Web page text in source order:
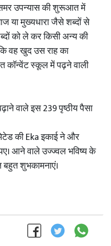
उपन्यास की शुरूआत में
या मुख्यधारा जैसे शब्दों से
को ले कर किसी अन्य की
वह खुद उस राह का
कॉन्वेंट स्कूल में पढ़ने वाली
वाले इस 239 पृष्ठीय पैसा
की Eka इकाई ने और
आने वाले उज्ज्वल भविष्य के
शुभकामनाएं।